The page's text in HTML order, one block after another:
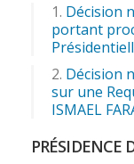
Décision
portant
Décision
sur une
ISMAEL
PRÉSIDENCE